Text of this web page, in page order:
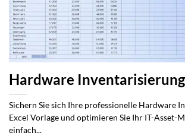
Hardware
Sichern Sie sich Ihre professionelle Hardware
Excel Vorlage und optimieren Sie Ihr IT-Asset-
einfach...